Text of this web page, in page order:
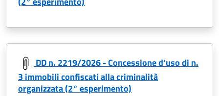
DD n. 2219/2026 - Concessione d’uso di n.
3 immobili confiscati alla criminalità
organizzata (2° esperimento)